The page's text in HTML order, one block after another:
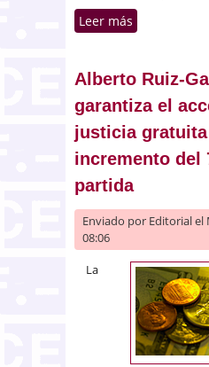
Leer más
la
con
Alberto Ruiz-
garantiza el
justicia
incremento del
partida
Enviado por Editorialel
08:06
La